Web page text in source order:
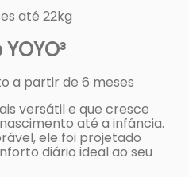
até 22kg
a partir de 6 meses
versátil e que cresce
até a infância.
ele foi projetado
diário ideal ao seu